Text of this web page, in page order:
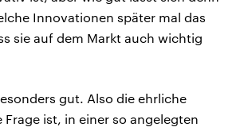
Innovationen später mal das
sie auf dem Markt auch wichtig
gut. Also die ehrliche
ist, in einer so angelegten